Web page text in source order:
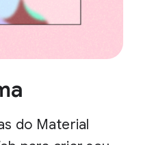
do Material